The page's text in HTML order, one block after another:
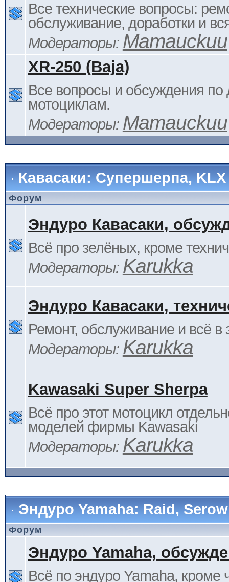
Все технические вопросы:
обслуживание, доработки и
Модераторы: Mamauckuu
XR-250 (Baja)
Все вопросы и обсуждения
мотоциклам.
Модераторы: Mamauckuu
Кавасаки: Супершерпа,
Форум
Эндуро Кавасаки,
Всё про зелёных, кроме
Модераторы: Karukka
Эндуро Кавасаки,
Ремонт, обслуживание и всё в
Модераторы: Karukka
Kawasaki Super Sherpa
Всё про этот мотоцикл
моделей фирмы Kawasaki
Модераторы: Karukka
Эндуро Yamaha: Raid,
Форум
Эндуро Yamaha,
Всё по эндуро Yamaha, кроме